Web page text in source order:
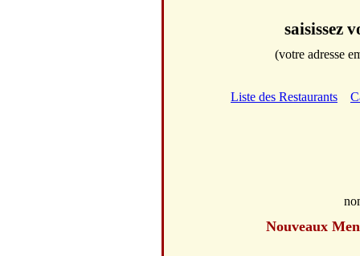
saisissez
(votre adresse
Liste des Restaurants
Nouveaux